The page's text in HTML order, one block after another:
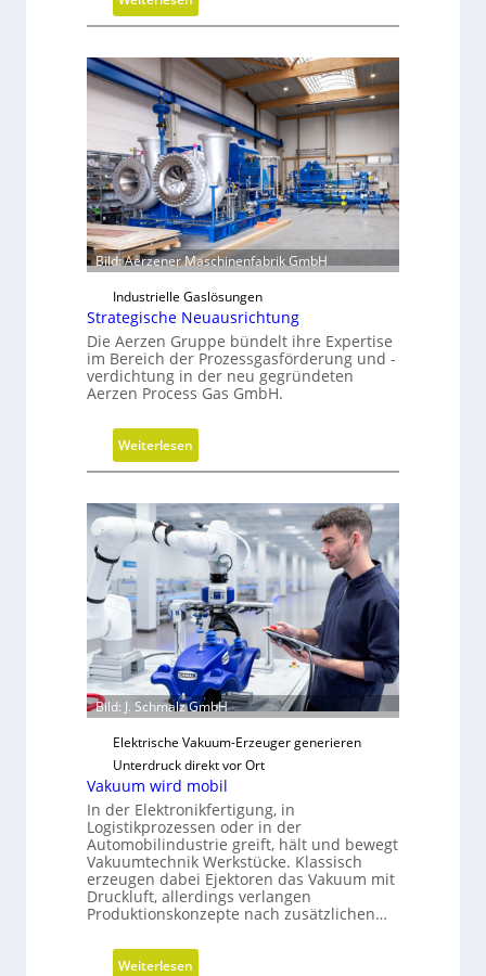
H
b
r
i
d
e
G
r
e
i
f
e
r
a
l
s
ff
z
i
e
n
t
r
e
i
b
e
Bild: Aerzener Maschinenfabrik GmbH
Industrielle Gaslösungen
Strategische Neuausrichtung
Die Aerzen Gruppe bündelt ihre Expertise
im Bereich der Prozessgasförderung und -
verdichtung in der neu gegründeten
Aerzen Process Gas GmbH.
Weiterlesen
S
r
a
t
e
g
i
s
c
h
e
N
e
u
a
u
s
r
i
c
h
Bild: J. Schmalz GmbH
Elektrische Vakuum-Erzeuger generieren
Unterdruck direkt vor Ort
Vakuum wird mobil
In der Elektronikfertigung, in
Logistikprozessen oder in der
Automobilindustrie greift, hält und bewegt
Vakuumtechnik Werkstücke. Klassisch
erzeugen dabei Ejektoren das Vakuum mit
Druckluft, allerdings verlangen
Produktionskonzepte nach zusätzlichen…
Weiterlesen